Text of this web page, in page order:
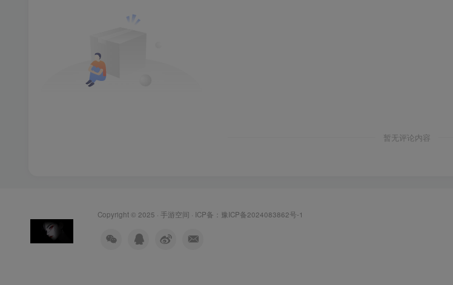
暂无评论内容
Copyright © 2025 ·手游空间 · ICP备： 豫ICP备2024083862号-1